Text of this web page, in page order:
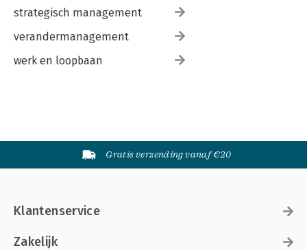
strategisch management
verandermanagement
werk en loopbaan
Gratis verzending vanaf €20
Klantenservice
Zakelijk